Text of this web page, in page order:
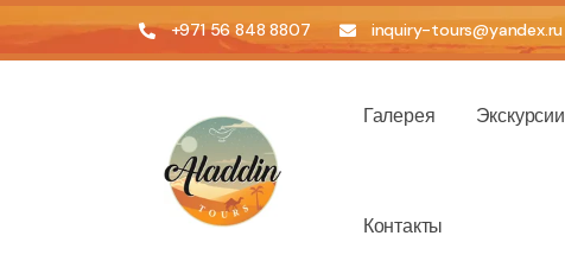
+971 56 848 8807 inquiry-tours@yandex.ru
Галерея Экскурсии
Контакты